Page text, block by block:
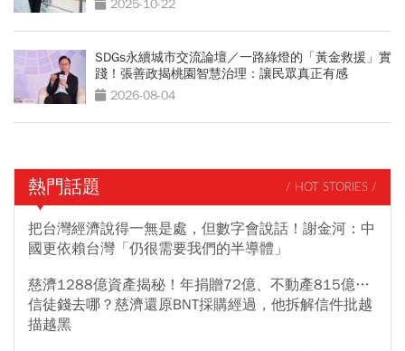
2025-10-22
SDGs永續城市交流論壇／一路綠燈的「黃金救援」實
踐！張善政揭桃園智慧治理：讓民眾真正有感
2026-08-04
熱門話題 / HOT STORIES /
把台灣經濟說得一無是處，但數字會說話！謝金河：中
國更依賴台灣「仍很需要我們的半導體」
慈濟1288億資產揭秘！年捐贈72億、不動產815億…
信徒錢去哪？慈濟還原BNT採購經過，他拆解信件批越
描越黑